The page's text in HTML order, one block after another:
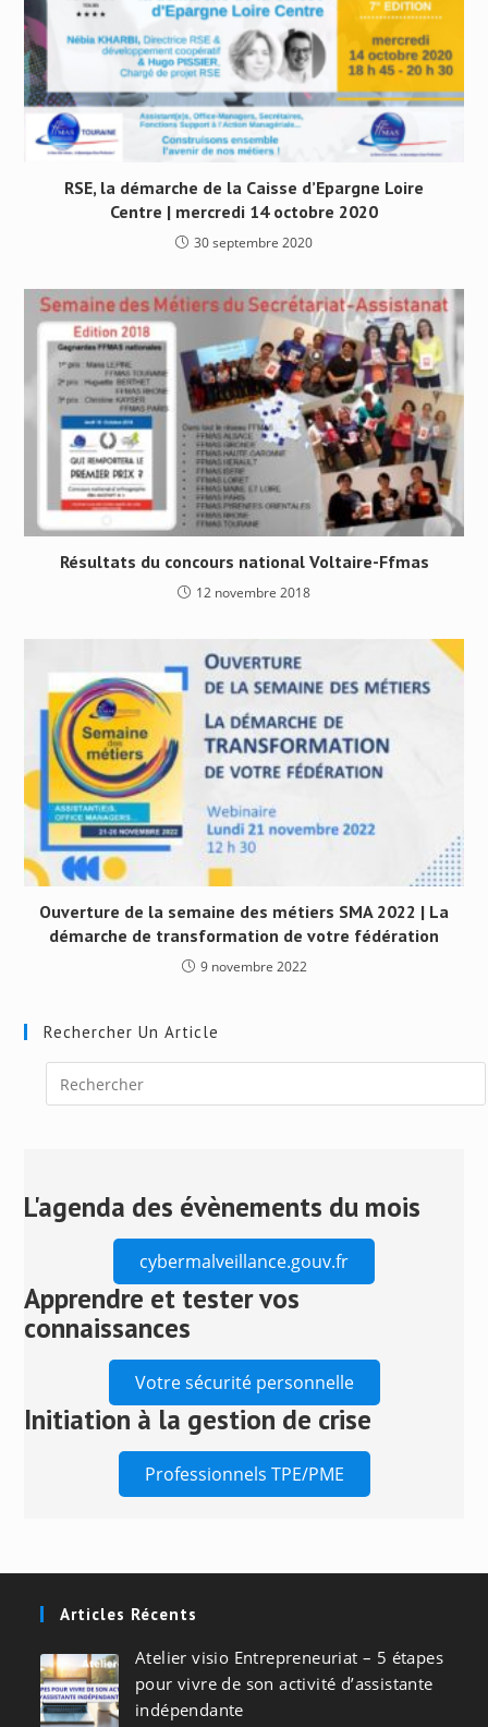
RSE, la démarche de la Caisse d’Epargne Loire
Centre | mercredi 14 octobre 2020
30 septembre 2020
Résultats du concours national Voltaire-Ffmas
12 novembre 2018
Ouverture de la semaine des métiers SMA 2022 | La
démarche de transformation de votre fédération
9 novembre 2022
Rechercher Un Article
close
L'agenda des évènements du mois
cybermalveillance.gouv.fr
Apprendre et tester vos
connaissances
Votre sécurité personnelle
Initiation à la gestion de crise
Professionnels TPE/PME
Articles Récents
Atelier visio Entrepreneuriat – 5 étapes
pour vivre de son activité d’assistante
indépendante